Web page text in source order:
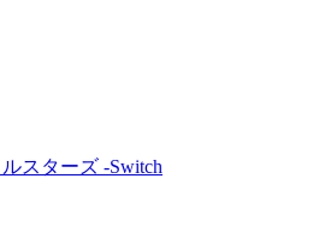
スターズ -Switch